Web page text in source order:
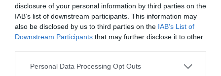
disclosure of your personal information by third parties on the
IAB’s list of downstream participants. This information may
also be disclosed by us to third parties on the IAB’s List of
Downstream Participants that may further disclose it to other
Please note that this website/app uses one or more Google
Personal Data Processing Opt Outs